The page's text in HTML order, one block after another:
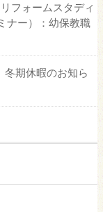
フォームスタディ
ナー）：幼保教職
期休暇のお知ら